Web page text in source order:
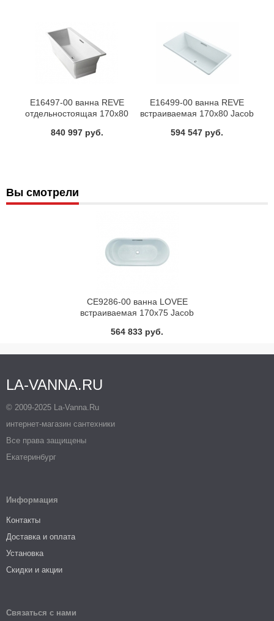
E16497-00 ванна REVE
отдельностоящая 170x80
840 997 руб.
E16499-00 ванна REVE
встраиваемая 170x80 Jacob
594 547 руб.
Вы смотрели
CE9286-00 ванна LOVEE
встраиваемая 170x75 Jacob
564 833 руб.
LA-VANNA.RU
© 2009-2025 La-Vanna.Ru
интернет-магазин сантехники
Все права защищены
Екатеринбург
Информация
Контакты
Доставка и оплата
Установка
Скидки и акции
Связаться с нами